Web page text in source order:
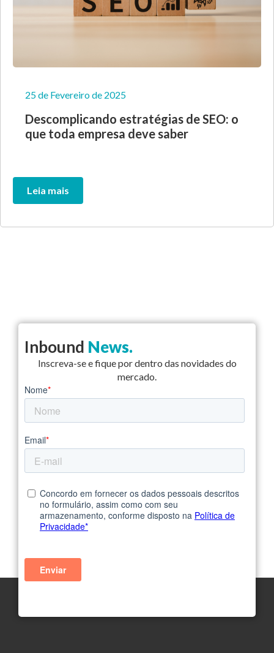
25 de Fevereiro de 2025
Descomplicando estratégias de SEO: o
que toda empresa deve saber
Leia mais
Inbound News.
Inscreva-se e fique por dentro das novidades do
mercado.